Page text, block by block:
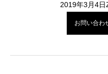
2019年3月4日
お問い合わ